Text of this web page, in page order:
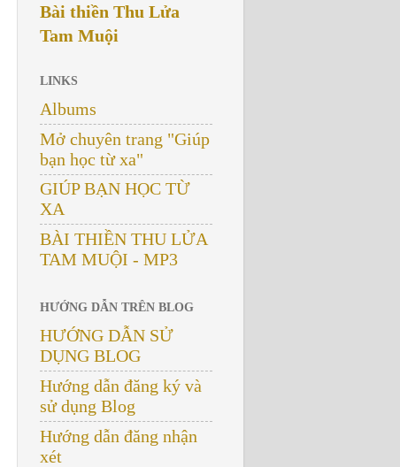
Bài thiền Thu Lửa
Tam Muội
LINKS
Albums
Mở chuyên trang "Giúp
bạn học từ xa"
GIÚP BẠN HỌC TỪ
XA
BÀI THIỀN THU LỬA
TAM MUỘI - MP3
HƯỚNG DẪN TRÊN BLOG
HƯỚNG DẪN SỬ
DỤNG BLOG
Hướng dẫn đăng ký và
sử dụng Blog
Hướng dẫn đăng nhận
xét